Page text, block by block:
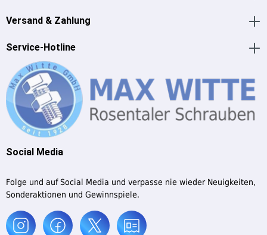
Versand & Zahlung
Service-Hotline
Social Media
Folge und auf Social Media und verpasse nie wieder Neuigkeiten,
Sonderaktionen und Gewinnspiele.